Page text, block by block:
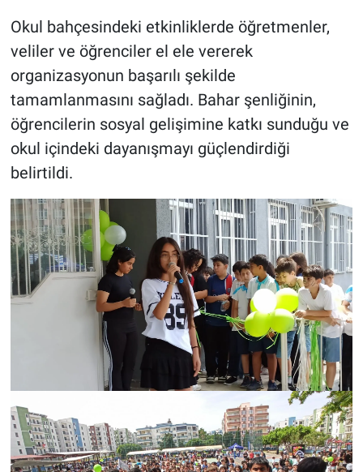
Okul bahçesindeki etkinliklerde öğretmenler,
veliler ve öğrenciler el ele vererek
organizasyonun başarılı şekilde
tamamlanmasını sağladı. Bahar şenliğinin,
öğrencilerin sosyal gelişimine katkı sunduğu ve
okul içindeki dayanışmayı güçlendirdiği
belirtildi.